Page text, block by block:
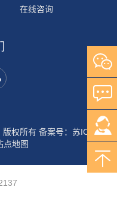
在线咨询
版权所有 备案号：苏ICP备
点地图